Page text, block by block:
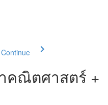
คณิตศาสตร์ +